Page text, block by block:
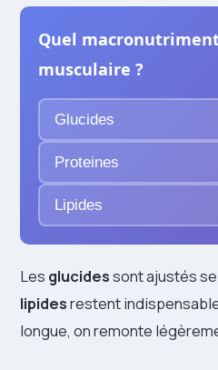
Quel
musculaire ?
Glucides
Proteines
Lipides
Les glucidessont ajustés
lipidesrestent
longue, on remonte